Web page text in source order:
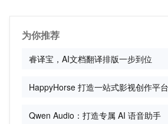
短视频与直播
应用架构
数据分析与智能应用
为你推荐
睿译宝，AI文档翻译排版一步到位
HappyHorse 打造一站式影视创作平台
Qwen Audio：打造专属 AI 语音助手